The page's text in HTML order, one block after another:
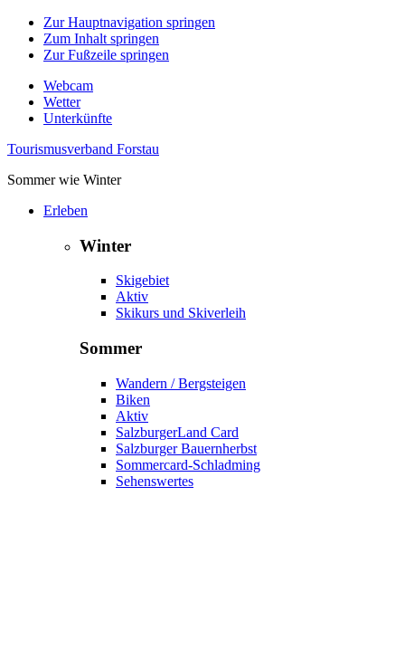
Zur Hauptnavigation springen
Zum Inhalt springen
Zur Fußzeile springen
Webcam
Wetter
Unterkünfte
Tourismusverband Forstau
Sommer wie Winter
Erleben
Winter
Skigebiet
Aktiv
Skikurs und Skiverleih
Sommer
Wandern / Bergsteigen
Biken
Aktiv
SalzburgerLand Card
Salzburger Bauernherbst
Sommercard-Schladming
Sehenswertes